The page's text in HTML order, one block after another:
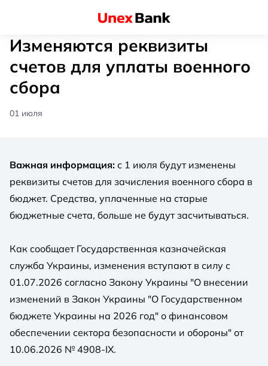
Изменяются реквизиты
счетов для уплаты военного
сбора
01 июля
Важная информация: с 1 июля будут изменены
реквизиты счетов для зачисления военного сбора в
бюджет. Средства, уплаченные на старые
бюджетные счета, больше не будут засчитываться.
Как сообщает Государственная казначейская
служба Украины, изменения вступают в силу с
01.07.2026 согласно Закону Украины "О внесении
изменений в Закон Украины "О Государственном
бюджете Украины на 2026 год" о финансовом
обеспечении сектора безопасности и обороны" от
10.06.2026 № 4908-IX.